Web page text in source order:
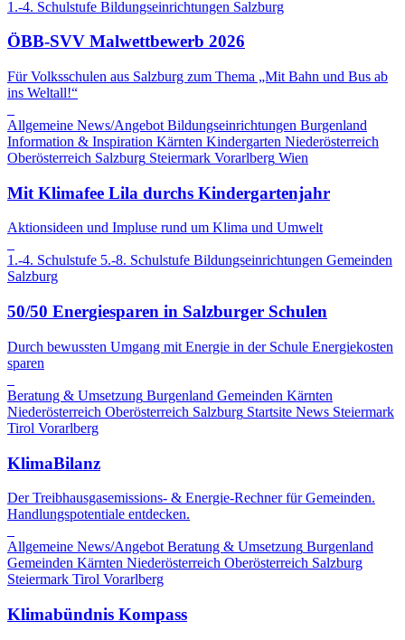
1.-4. Schulstufe Bildungseinrichtungen Salzburg
ÖBB-SVV Malwettbewerb 2026
Für Volksschulen aus Salzburg zum Thema „Mit Bahn und Bus ab
ins Weltall!“
Allgemeine News/Angebot Bildungseinrichtungen Burgenland
Information & Inspiration Kärnten Kindergarten Niederösterreich
Oberösterreich Salzburg Steiermark Vorarlberg Wien
Mit Klimafee Lila durchs Kindergartenjahr
Aktionsideen und Impluse rund um Klima und Umwelt
1.-4. Schulstufe 5.-8. Schulstufe Bildungseinrichtungen Gemeinden
Salzburg
50/50 Energiesparen in Salzburger Schulen
Durch bewussten Umgang mit Energie in der Schule Energiekosten
sparen
Beratung & Umsetzung Burgenland Gemeinden Kärnten
Niederösterreich Oberösterreich Salzburg Startsite News Steiermark
Tirol Vorarlberg
KlimaBilanz
Der Treibhausgasemissions- & Energie-Rechner für Gemeinden.
Handlungspotentiale entdecken.
Allgemeine News/Angebot Beratung & Umsetzung Burgenland
Gemeinden Kärnten Niederösterreich Oberösterreich Salzburg
Steiermark Tirol Vorarlberg
Klimabündnis Kompass